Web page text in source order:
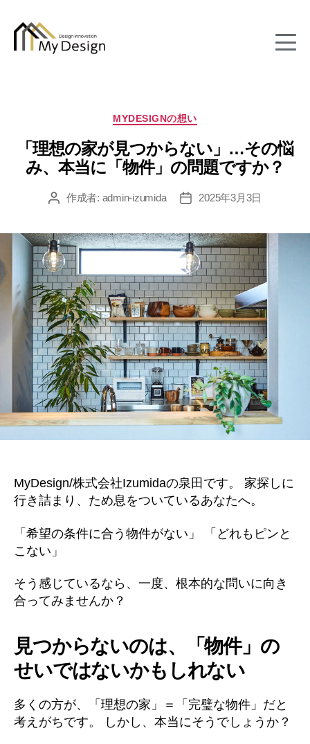
カ
ゴ
リ
ー
MYDESIGNの想い
「理想の家が見つからない」…その悩
み、本当に「物件」の問題ですか？
投 作成者: admin-izumida
投
2025年3月3日
MyDesign/株式会社Izumidaの泉田です。 家探しに
行き詰まり、ため息をついているあなたへ。
「希望の条件に合う物件がない」 「どれもピンと
こない」
そう感じているなら、一度、根本的な問いに向き
合ってみませんか？
見つからないのは、「物件」の
せいではないかもしれない
多くの方が、「理想の家」＝「完璧な物件」だと
考えがちです。 しかし、本当にそうでしょうか？